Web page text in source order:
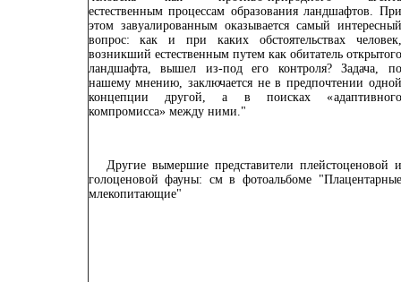
естественным процессам образования ландшафтов. При
этом завуалированным оказывается самый интересный
вопрос: как и при каких обстоятельствах человек,
возникший естественным путем как обитатель открытого
ландшафта, вышел из-под его контроля? Задача, по
нашему мнению, заключается не в предпочтении одной
концепции другой, а в поисках «адаптивного
компромисса» между ними."
Другие вымершие представители плейстоценовой и
голоценовой фауны: см в фотоальбоме "Плацентарные
млекопитающие"